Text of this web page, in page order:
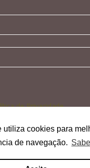
utiliza cookies para
de navegação.
de Privacidade